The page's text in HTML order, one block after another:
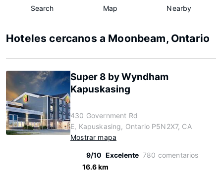
Search Map Nearby
Hoteles cercanos a Moonbeam, Ontario
Super 8 by Wyndham
Kapuskasing
430 Government Rd
E, Kapuskasing, Ontario P5N2X7, CA
Mostrar mapa
9/10 Excelente 780 comentarios
16.6 km